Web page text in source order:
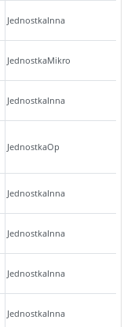
JednostkaInna
JednostkaMikro
JednostkaInna
JednostkaOp
JednostkaInna
JednostkaInna
JednostkaInna
JednostkaInna